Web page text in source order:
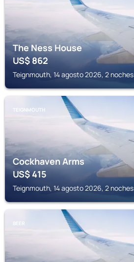
The Ness House
US$862
Teignmouth, 14 agosto 2026, 2 noches
TEIGNMOUTH
Cockhaven Arms
US$415
Teignmouth, 14 agosto 2026, 2 noches
BEER